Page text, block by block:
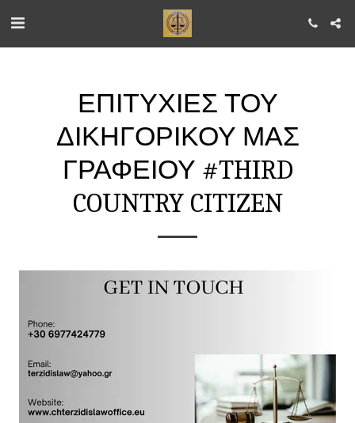
ΕΠΙΤΥΧΊΕΣ ΤΟΥ
ΔΙΚΗΓΟΡΙΚΟΎ ΜΑΣ
ΓΡΑΦΕΊΟΥ #THIRD
COUNTRY CITIZEN